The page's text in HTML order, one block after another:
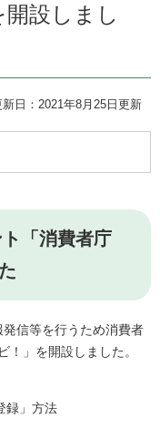
設しまし
新日：2021年8月25日更新
「消費者庁
信等を行うため消費者
！」を開設しました。
録」方法